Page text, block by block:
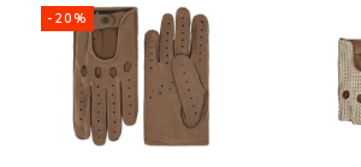
-20%